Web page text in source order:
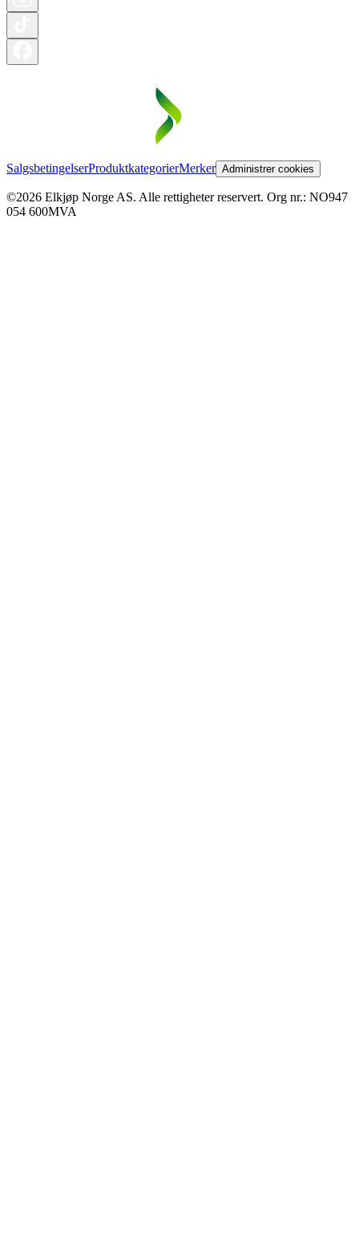
SalgsbetingelserProduktkategorierMerker Administrer cookies
©2026 Elkjøp Norge AS. Alle rettigheter reservert. Org nr.: NO947
054 600MVA